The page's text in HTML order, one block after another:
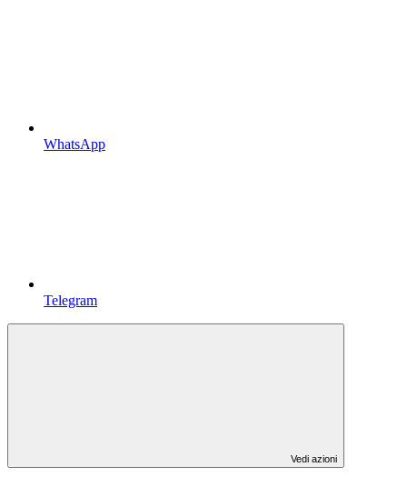
WhatsApp
Telegram
Vedi azioni